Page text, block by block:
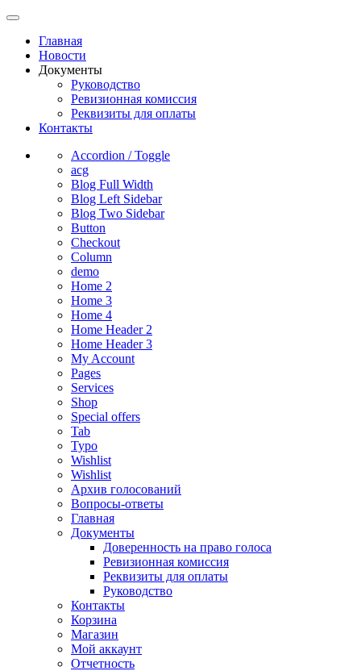
Главная
Новости
Документы
Руководство
Ревизионная комиссия
Реквизиты для оплаты
Контакты
Accordion / Toggle
acg
Blog Full Width
Blog Left Sidebar
Blog Two Sidebar
Button
Checkout
Column
demo
Home 2
Home 3
Home 4
Home Header 2
Home Header 3
My Account
Pages
Services
Shop
Special offers
Tab
Typo
Wishlist
Wishlist
Архив голосований
Вопросы-ответы
Главная
Документы
Доверенность на право голоса
Ревизионная комиссия
Реквизиты для оплаты
Руководство
Контакты
Корзина
Магазин
Мой аккаунт
Отчетность